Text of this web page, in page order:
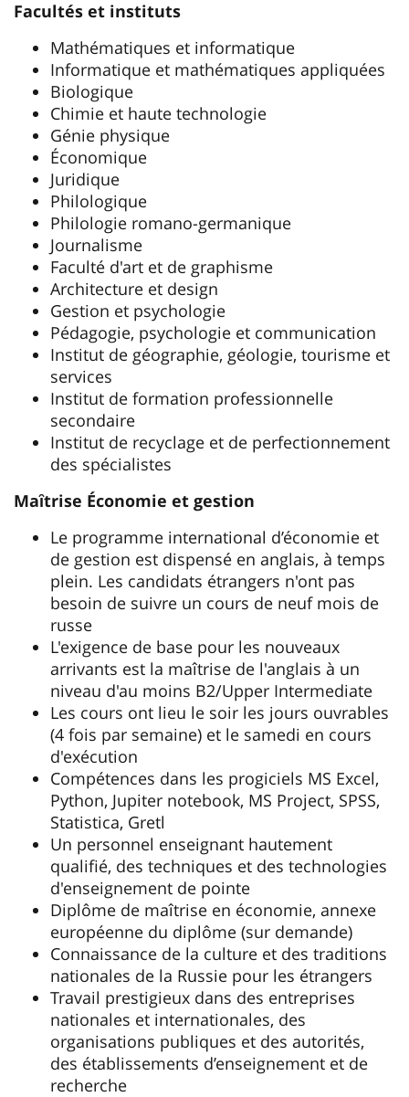
Facultés et instituts
Mathématiques et informatique
Informatique et mathématiques appliquées
Biologique
Chimie et haute technologie
Génie physique
Économique
Juridique
Philologique
Philologie romano-germanique
Journalisme
Faculté d'art et de graphisme
Architecture et design
Gestion et psychologie
Pédagogie, psychologie et communication
Institut de géographie, géologie, tourisme et
services
Institut de formation professionnelle
secondaire
Institut de recyclage et de perfectionnement
des spécialistes
Maȋtrise Économie et gestion
Le programme international d’économie et
de gestion est dispensé en anglais, à temps
plein. Les candidats étrangers n'ont pas
besoin de suivre un cours de neuf mois de
russe
L'exigence de base pour les nouveaux
arrivants est la maîtrise de l'anglais à un
niveau d'au moins B2/Upper Intermediate
Les cours ont lieu le soir les jours ouvrables
(4 fois par semaine) et le samedi en cours
d'exécution
Compétences dans les progiciels MS Excel,
Python, Jupiter notebook, MS Project, SPSS,
Statistica, Gretl
Un personnel enseignant hautement
qualifié, des techniques et des technologies
d'enseignement de pointe
Diplôme de maîtrise en économie, annexe
européenne du diplôme (sur demande)
Connaissance de la culture et des traditions
nationales de la Russie pour les étrangers
Travail prestigieux dans des entreprises
nationales et internationales, des
organisations publiques et des autorités,
des établissements d’enseignement et de
recherche